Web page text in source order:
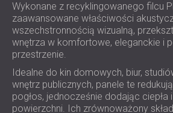
ROZWIĄZANIA
AKUSTYCZNE DLA
HANDLOWYCH
WYCISZANIE I AKUSTYKA
EDUKACYJNYCH
PANELE
AKUSTYCZNE DLA
Wykonane z recyklingowanego filcu
zaawansowane właściwości
wszechstronnością wizualną,
wnętrza w komfortowe, eleganckie i
przestrzenie.
Idealne do kin domowych, biur,
wnętrz publicznych, panele te
pogłos, jednocześnie dodając ciepła
powierzchni. Ich zrównoważony